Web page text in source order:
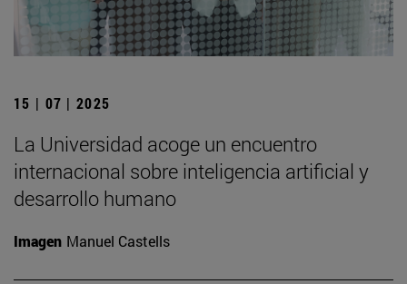
15 | 07 | 2025
La Universidad acoge un encuentro
internacional sobre inteligencia artificial y
desarrollo humano
Imagen Manuel Castells